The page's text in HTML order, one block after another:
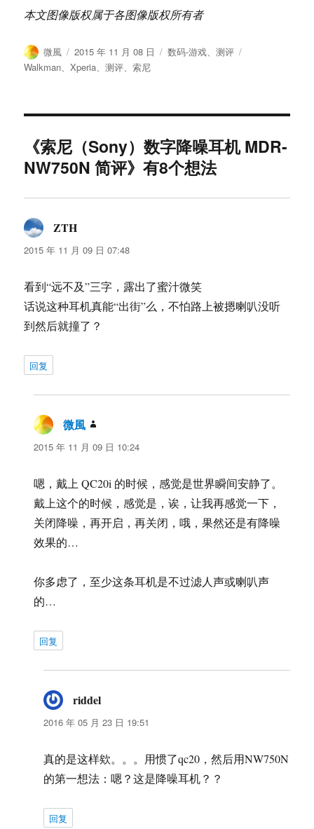
本文图像版权属于各图像版权所有者
作
者
微風
发
布
2015 年 11 月 08 日
分
数码-游戏、测评
Walkman、Xperia、测评、索尼
《索尼（Sony）数字降噪耳机 MDR-
NW750N 简评》有8个想法
ZTH
道：
2015 年 11 月 09 日 07:48
看到“远不及”三字，露出了蜜汁微笑
话说这种耳机真能“出街”么，不怕路上被摁喇叭没听
到然后就撞了？
回复
微風
道：
2015 年 11 月 09 日 10:24
嗯，戴上 QC20i 的时候，感觉是世界瞬间安静了。
戴上这个的时候，感觉是，诶，让我再感觉一下，
关闭降噪，再开启，再关闭，哦，果然还是有降噪
效果的…
你多虑了，至少这条耳机是不过滤人声或喇叭声
的…
回复
riddel
道：
2016 年 05 月 23 日 19:51
真的是这样欸。。。用惯了qc20，然后用NW750N
的第一想法：嗯？这是降噪耳机？？
回复